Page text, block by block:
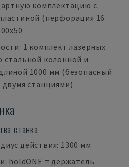
комплектацию с
(перфорация 16
1 комплект лазерных
стальной колонной и
1000 мм (безопасный
станциями)
станка
действия: 1300 мм
holdONE = держатель